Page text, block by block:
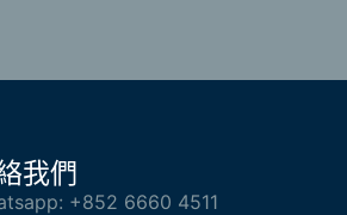
我們
+852 6660 4511